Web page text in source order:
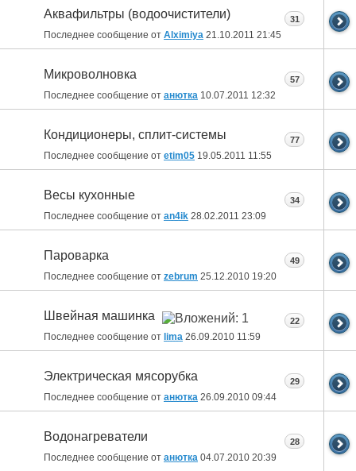
Аквафильтры (водоочистители)
Последнее сообщение от Alximiya 21.10.2011 21:45
31
Микроволновка
Последнее сообщение от анютка 10.07.2011 12:32
57
Кондиционеры, сплит-системы
Последнее сообщение от etim05 19.05.2011 11:55
77
Весы кухонные
Последнее сообщение от an4ik 28.02.2011 23:09
34
Пароварка
Последнее сообщение от zebrum 25.12.2010 19:20
49
Швейная машинка
Последнее сообщение от lima 26.09.2010 11:59
22
Электрическая мясорубка
Последнее сообщение от анютка 26.09.2010 09:44
29
Водонагреватели
Последнее сообщение от анютка 04.07.2010 20:39
28